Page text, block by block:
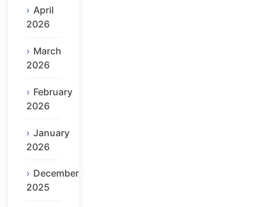
April
2026
March
2026
February
2026
January
2026
December
2025